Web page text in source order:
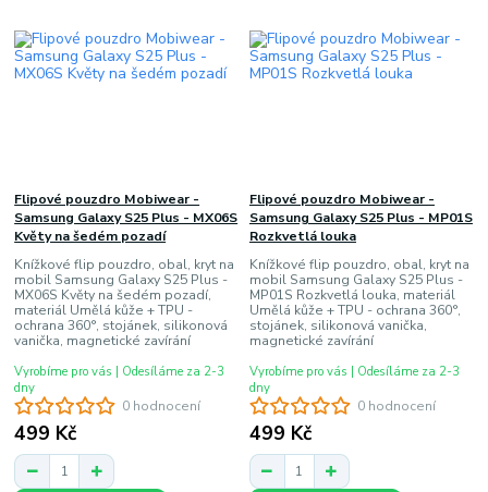
0 hodnocení
Flipové pouzdro Mobiwear -
Samsung Galaxy S25 Plus - MX06S
Květy na šedém pozadí
Knížkové flip pouzdro, obal, kryt na
mobil Samsung Galaxy S25 Plus -
MX06S Květy na šedém pozadí,
materiál Umělá kůže + TPU -
ochrana 360°, stojánek, silikonová
vanička, magnetické zavírání
499 Kč
Vyrobíme pro vás | Odesíláme za 2-3
dny
0 hodnocení
Flipové pouzdro Mobiwear -
Samsung Galaxy S25 Plus - MP01S
Rozkvetlá louka
Knížkové flip pouzdro, obal, kryt na
mobil Samsung Galaxy S25 Plus -
MP01S Rozkvetlá louka, materiál
Umělá kůže + TPU - ochrana 360°,
stojánek, silikonová vanička,
magnetické zavírání
499 Kč
Vyrobíme pro vás | Odesíláme za 2-3
dny